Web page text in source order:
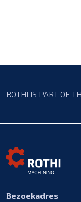
ROTHI IS PART OF
Bezoekadres